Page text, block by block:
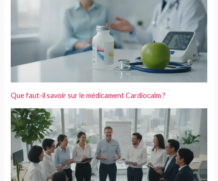
Que faut-il savoir sur le médicament Cardiocalm ?